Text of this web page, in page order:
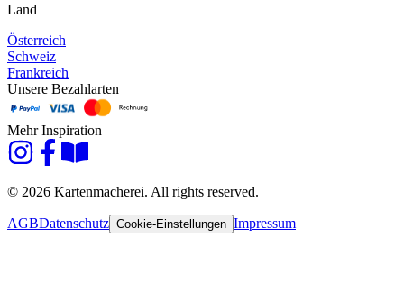
Land
Österreich
Schweiz
Frankreich
Unsere Bezahlarten
Mehr Inspiration
© 2026 Kartenmacherei. All rights reserved.
AGBDatenschutz Cookie-Einstellungen Impressum